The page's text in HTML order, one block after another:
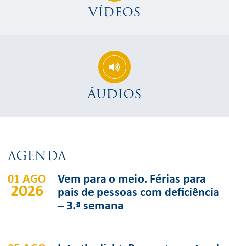
VÍDEOS
ÁUDIOS
AGENDA
01 AGO
2026
Vem para o meio. Férias para
pais de pessoas com deficiência
– 3.ª semana